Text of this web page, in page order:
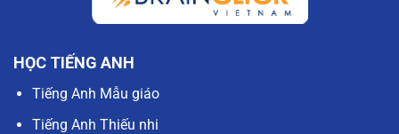
HỌC TIẾNG ANH
Tiếng Anh Mẫu giáo
Tiếng Anh Thiếu nhi